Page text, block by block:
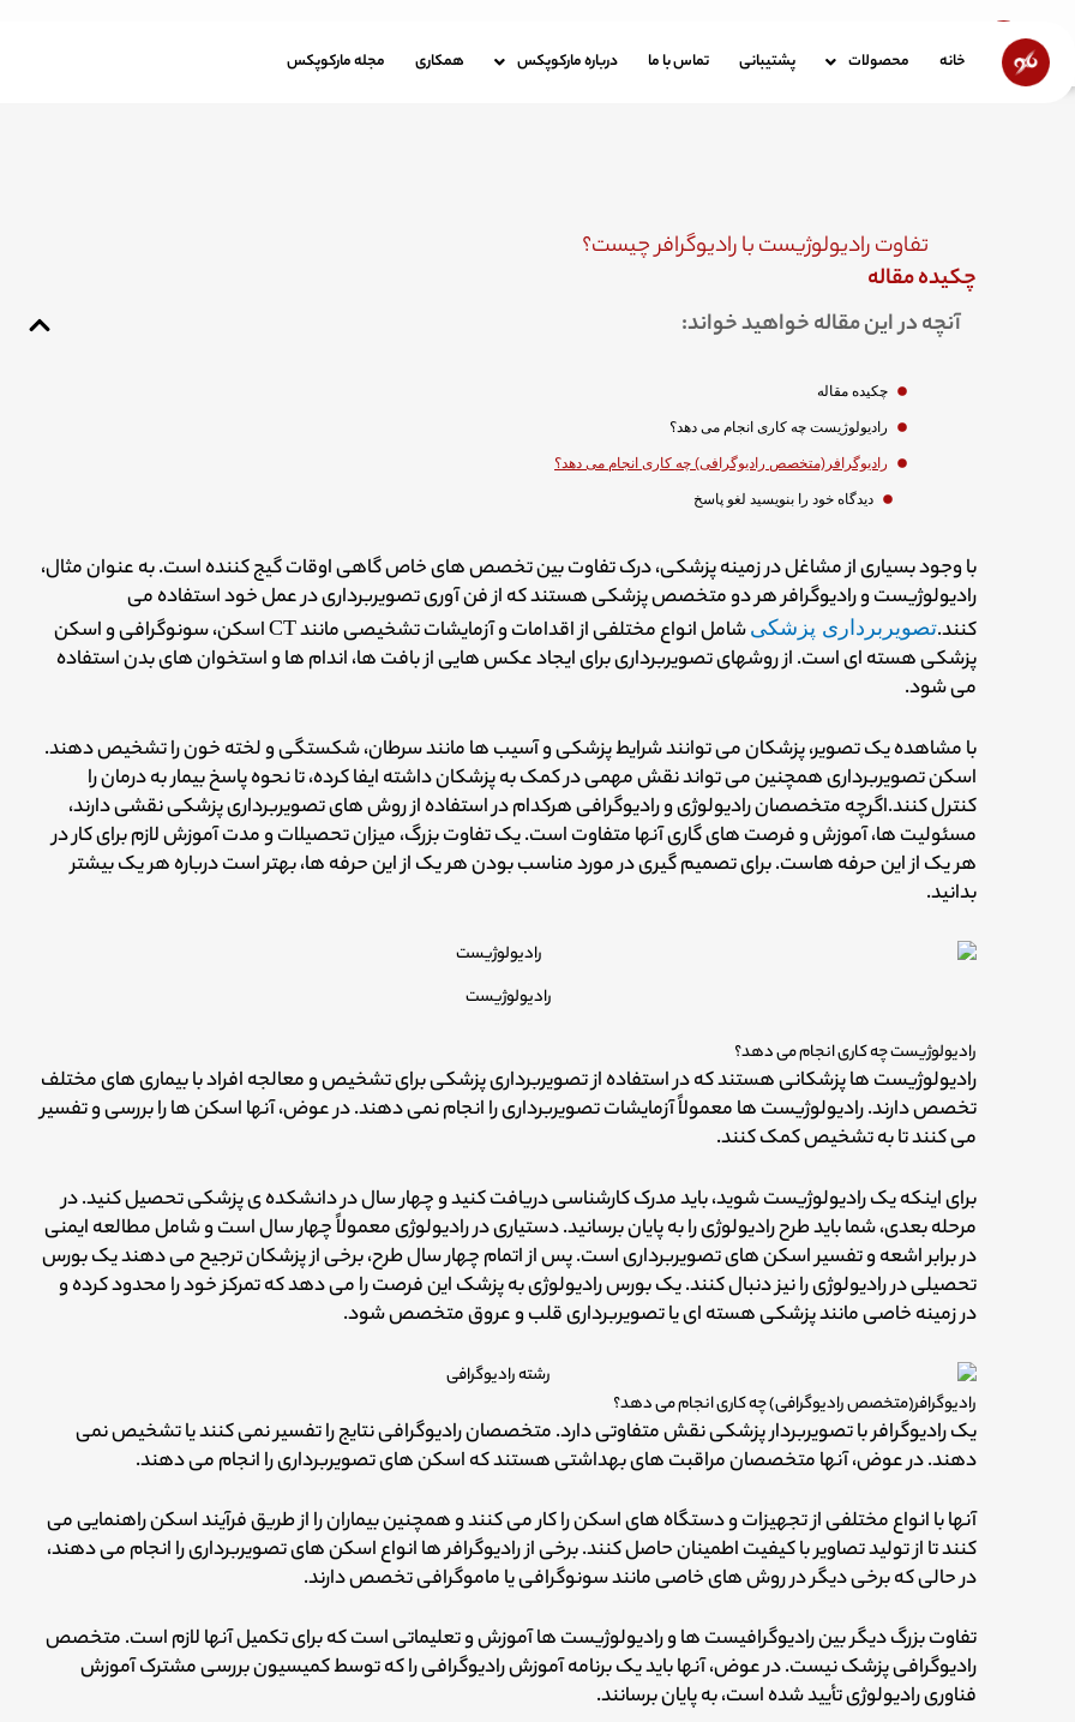
محتوا
خانه محصولات پشتیبانی تماس با ما درباره مارکوپکس همکاری مجله مارکوپکس
تفاوت رادیولوژیست با رادیوگرافر چیست؟
چکیده مقاله
آنچه در این مقاله خواهید خواند:
چکیده مقاله
رادیولوژیست چه کاری انجام می دهد؟
رادیوگرافر(متخصص رادیوگرافی) چه کاری انجام می دهد؟
دیدگاه‌ خود را بنویسید لغو پاسخ
با وجود بسیاری از مشاغل در زمینه پزشکی، درک تفاوت بین تخصص های خاص گاهی اوقات گیج کننده است. به عنوان مثال،
رادیولوژیست و رادیوگرافر هر دو متخصص پزشکی هستند که از فن آوری تصویربرداری در عمل خود استفاده می
کنند.تصویربرداری پزشکی
شامل انواع مختلفی از اقدامات و آزمایشات تشخیصی مانند CT اسکن، سونوگرافی و اسکن
پزشکی هسته ای است. از روشهای تصویربرداری برای ایجاد عکس هایی از بافت ها، اندام ها و استخوان های بدن استفاده
می شود.
با مشاهده یک تصویر، پزشکان می توانند شرایط پزشکی و آسیب ها مانند سرطان، شکستگی و لخته خون را تشخیص دهند.
اسکن تصویربرداری همچنین می تواند نقش مهمی در کمک به پزشکان داشته ایفا کرده، تا نحوه پاسخ بیمار به درمان را
کنترل کنند.اگرچه متخصصان رادیولوژی و رادیوگرافی هرکدام در استفاده از روش های تصویربرداری پزشکی نقشی دارند،
مسئولیت ها، آموزش و فرصت های گاری آنها متفاوت است. یک تفاوت بزرگ، میزان تحصیلات و مدت آموزش لازم برای کار در
هر یک از این حرفه هاست. برای تصمیم گیری در مورد مناسب بودن هر یک از این حرفه ها، بهتر است درباره هر یک بیشتر
بدانید.
رادیولوژیست
رادیولوژیست چه کاری انجام می دهد؟
رادیولوژیست ها پزشکانی هستند که در استفاده از تصویربرداری پزشکی برای تشخیص و معالجه افراد با بیماری های مختلف
تخصص دارند. رادیولوژیست ها معمولاً آزمایشات تصویربرداری را انجام نمی دهند. در عوض، آنها اسکن ها را بررسی و تفسیر
می کنند تا به تشخیص کمک کنند.
برای اینکه یک رادیولوژیست شوید، باید مدرک کارشناسی دریافت کنید و چهار سال در دانشکده ی پزشکی تحصیل کنید. در
مرحله بعدی، شما باید طرح رادیولوژی را به پایان برسانید. دستیاری در رادیولوژی معمولاً چهار سال است و شامل مطالعه ایمنی
در برابر اشعه و تفسیر اسکن های تصویربرداری است. پس از اتمام چهار سال طرح، برخی از پزشکان ترجیح می دهند یک بورس
تحصیلی در رادیولوژی را نیز دنبال کنند. یک بورس رادیولوژی به پزشک این فرصت را می دهد که تمرکز خود را محدود کرده و
در زمینه خاصی مانند پزشکی هسته ای یا تصویربرداری قلب و عروق متخصص شود.
رادیوگرافر(متخصص رادیوگرافی) چه کاری انجام می دهد؟
یک رادیوگرافر با تصویربردار پزشکی نقش متفاوتی دارد. متخصصان رادیوگرافی نتایج را تفسیر نمی کنند یا تشخیص نمی
دهند. در عوض، آنها متخصصان مراقبت های بهداشتی هستند که اسکن های تصویربرداری را انجام می دهند.
آنها با انواع مختلفی از تجهیزات و دستگاه های اسکن را کار می کنند و همچنین بیماران را از طریق فرآیند اسکن راهنمایی می
کنند تا از تولید تصاویر با کیفیت اطمینان حاصل کنند. برخی از رادیوگرافر ها انواع اسکن های تصویربرداری را انجام می دهند،
در حالی که برخی دیگر در روش های خاصی مانند سونوگرافی یا ماموگرافی تخصص دارند.
تفاوت بزرگ دیگر بین رادیوگرافیست ها و رادیولوژیست ها آموزش و تعلیماتی است که برای تکمیل آنها لازم است. متخصص
رادیوگرافی پزشک نیست. در عوض، آنها باید یک برنامه آموزش رادیوگرافی را که توسط کمیسیون بررسی مشترک آموزش
فناوری رادیولوژی تأیید شده است، به پایان برسانند.